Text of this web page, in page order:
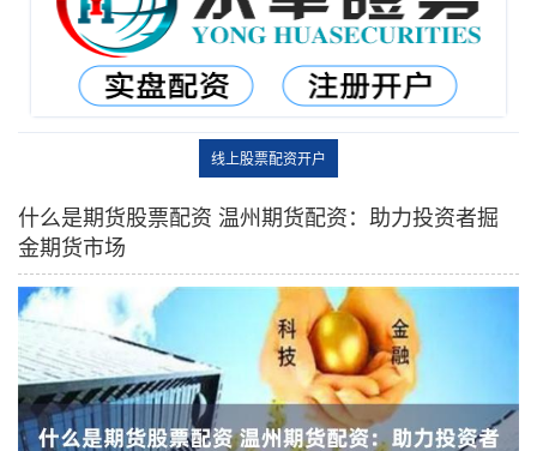
线上股票配资开户
什么是期货股票配资 温州期货配资：助力投资者掘
金期货市场